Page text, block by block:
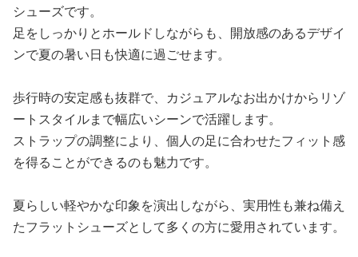
シューズです。
足をしっかりとホールドしながらも、開放感のあるデザイ
ンで夏の暑い日も快適に過ごせます。
歩行時の安定感も抜群で、カジュアルなお出かけからリゾ
ートスタイルまで幅広いシーンで活躍します。
ストラップの調整により、個人の足に合わせたフィット感
を得ることができるのも魅力です。
夏らしい軽やかな印象を演出しながら、実用性も兼ね備え
たフラットシューズとして多くの方に愛用されています。